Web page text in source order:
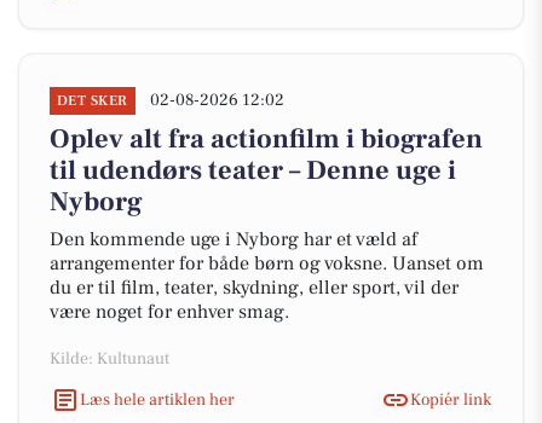
DET SKER 02-08-2026 12:02
Oplev alt fra actionfilm i biografen
til udendørs teater – Denne uge i
Nyborg
Den kommende uge i Nyborg har et væld af
arrangementer for både børn og voksne. Uanset om
du er til film, teater, skydning, eller sport, vil der
være noget for enhver smag.
Kilde: Kultunaut
Læs hele artiklen her
Kopiér link